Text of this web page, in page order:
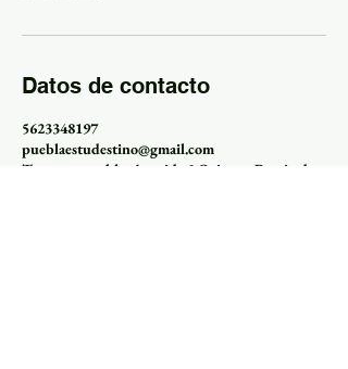
Datos de contacto
5623348197
pueblaestudestino@gmail.com
Tours en puebla, Avenida 9 Oriente, Barrio de